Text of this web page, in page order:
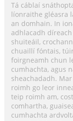
Tá cáblaí
líonraithe gléasra
an domhain. In
adhlacadh
shuiteáil,
chuaillí fóntais,
foirgneamh chun
cumhachta, agus
sheachadadh.
roimh go leor
teip roimh am,
comhartha,
cumhachta